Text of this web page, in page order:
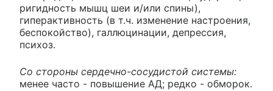
ригидность мышц шеи и/или спины),
гиперактивность (в т.ч. изменение настроения,
беспокойство), галлюцинации, депрессия,
психоз.
Со стороны сердечно-сосудистой системы:
менее часто - повышение АД; редко - обморок.